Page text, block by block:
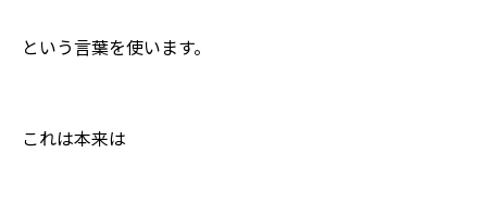
という言葉を使います。
これは本来は